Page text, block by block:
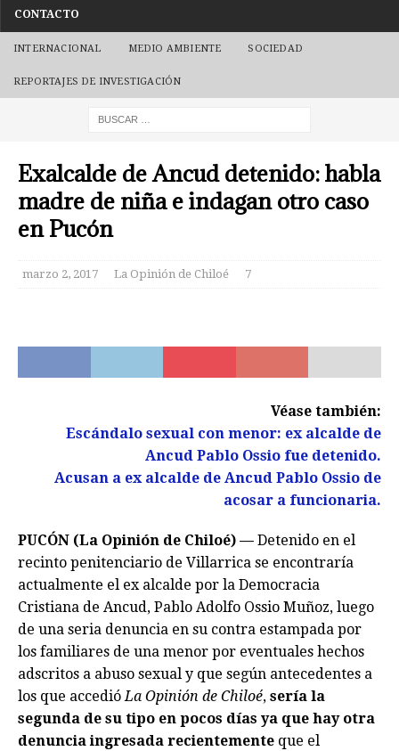
CONTACTO
INTERNACIONAL MEDIO AMBIENTE SOCIEDAD
REPORTAJES DE INVESTIGACIÓN
Exalcalde de Ancud detenido: habla
madre de niña e indagan otro caso
en Pucón
marzo 2, 2017 La Opinión de Chiloé 7
Véase también:
Escándalo sexual con menor: ex alcalde de
Ancud Pablo Ossio fue detenido.
Acusan a ex alcalde de Ancud Pablo Ossio de
acosar a funcionaria.
PUCÓN (La Opinión de Chiloé) — Detenido en el
recinto penitenciario de Villarrica se encontraría
actualmente el ex alcalde por la Democracia
Cristiana de Ancud, Pablo Adolfo Ossio Muñoz, luego
de una seria denuncia en su contra estampada por
los familiares de una menor por eventuales hechos
adscritos a abuso sexual y que según antecedentes a
los que accedióLa Opinión de Chiloé, sería la
segunda de su tipo en pocos días ya que hay otra
denuncia ingresada recientemente que el